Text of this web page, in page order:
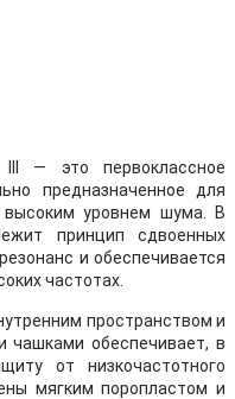
— это первоклассное
предназначенное для
уровнем шума. В
принцип сдвоенных
и обеспечивается
частотах.
пространством и
чашками обеспечивает, в
от низкочастотного
мягким поропластом и